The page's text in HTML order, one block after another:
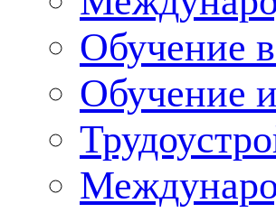
Обучение
Обучение